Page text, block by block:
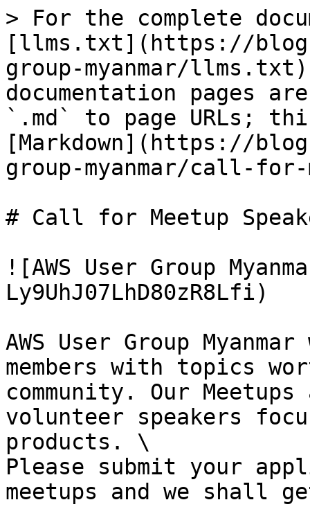
> For the complete
[llms.txt](https://
group-myanmar/
documentation pages
`.md` to page URLs;
[Markdown](https://
group-myanmar/call-for-
# Call for Meetup
![AWS User Group
Ly9UhJ07LhD80zR8Lfi)
AWS User Group
members with topics
community. Our
volunteer speakers
products. \
Please submit your
meetups and we shall